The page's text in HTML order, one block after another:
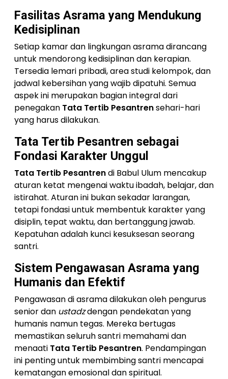
Fasilitas Asrama yang Mendukung
Kedisiplinan
Setiap kamar dan lingkungan asrama dirancang
untuk mendorong kedisiplinan dan kerapian.
Tersedia lemari pribadi, area studi kelompok, dan
jadwal kebersihan yang wajib dipatuhi. Semua
aspek ini merupakan bagian integral dari
penegakan Tata Tertib Pesantrensehari-hari
yang harus dilakukan.
Tata Tertib Pesantren sebagai
Fondasi Karakter Unggul
Tata Tertib Pesantrendi Babul Ulum mencakup
aturan ketat mengenai waktu ibadah, belajar, dan
istirahat. Aturan ini bukan sekadar larangan,
tetapi fondasi untuk membentuk karakter yang
disiplin, tepat waktu, dan bertanggung jawab.
Kepatuhan adalah kunci kesuksesan seorang
santri.
Sistem Pengawasan Asrama yang
Humanis dan Efektif
Pengawasan di asrama dilakukan oleh pengurus
senior dan ustadzdengan pendekatan yang
humanis namun tegas. Mereka bertugas
memastikan seluruh santri memahami dan
menaati Tata Tertib Pesantren. Pendampingan
ini penting untuk membimbing santri mencapai
kematangan emosional dan spiritual.